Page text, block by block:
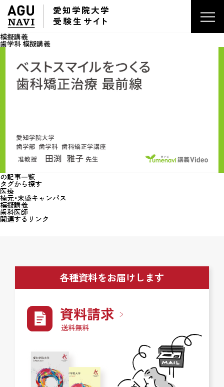
愛知学院大学
受験生 サイ ト
模擬講義
歯学科 模擬講義
の記事一覧
タグから探す
医療
楠元・末盛キャンパス
模擬講義
歯科医師
関連するリンク
各種資料をお届けします
資料請求
送料無料